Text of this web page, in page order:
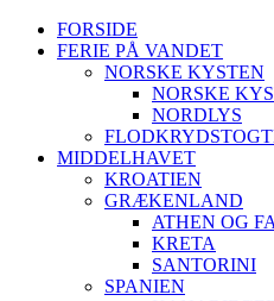
FORSIDE
FERIE PÅ VANDET
NORSKE KYSTEN
NORSKE
NORDLYS
MIDDELHAVET
KROATIEN
GRÆKENLAND
ATHEN OG
KRETA
SANTORINI
SPANIEN